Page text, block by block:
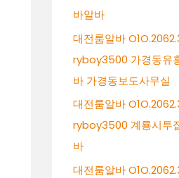
바알바
대전룸알바
ryboy3500 가경동유
바 가경동보도사무실
대전룸알바
ryboy3500 계룡시투
바
대전룸알바